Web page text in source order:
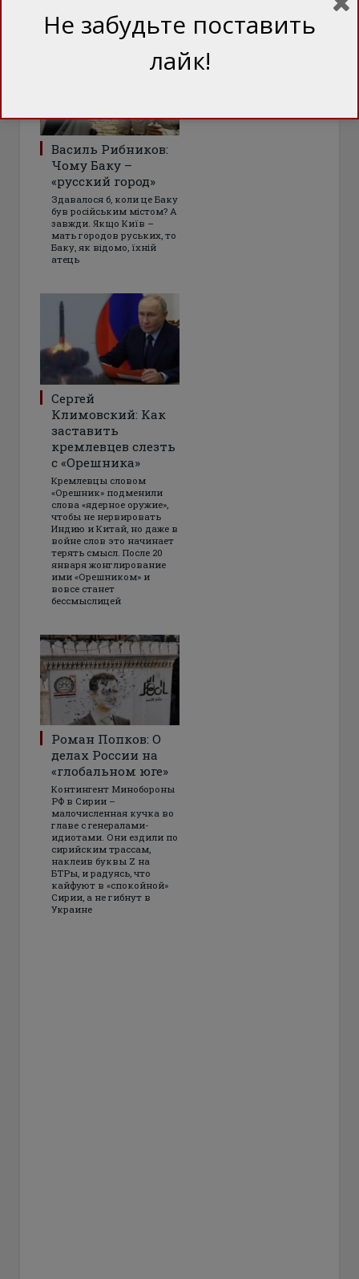
Василь Рибников:
Чому Баку –
«русский город»
Здавалося б, коли це Баку
був російським містом? А
завжди. Якщо Київ –
мать городов руських, то
Баку, як відомо, їхній
атець
Сергей
Климовский: Как
заставить
кремлевцев слезть
с «Орешника»
Кремлевцы словом
«Орешник» подменили
слова «ядерное оружие»,
чтобы не нервировать
Индию и Китай, но даже в
войне слов это начинает
терять смысл. После 20
января жонглирование
ими «Орешником» и
вовсе станет
бессмыслицей
Роман Попков: О
делах России на
«глобальном юге»
Контингент Минобороны
РФ в Сирии –
малочисленная кучка во
главе с генералами-
идиотами. Они ездили по
сирийским трассам,
наклеив буквы Z на
БТРы, и радуясь, что
кайфуют в «спокойной»
Сирии, а не гибнут в
Украине
Не забудьте поставить
лайк!